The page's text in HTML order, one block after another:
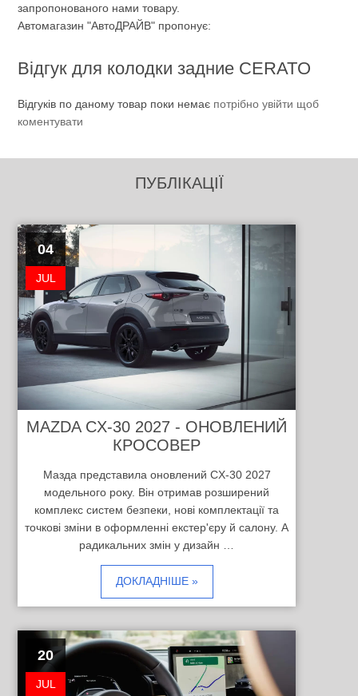
запропонованого нами товару.
Автомагазин "АвтоДРАЙВ" пропонує:
Відгук для колодки задние CERATO
Відгуків по даному товар поки немає потрібно увійти щоб
коментувати
ПУБЛІКАЦІЇ
04
JUL
MAZDA CX-30 2027 - ОНОВЛЕНИЙ
КРОСОВЕР
Мазда представила оновлений CX-30 2027
модельного року. Він отримав розширений
комплекс систем безпеки, нові комплектації та
точкові зміни в оформленні екстер'єру й салону. А
радикальних змін у дизайн …
ДОКЛАДНІШЕ »
20
JUL